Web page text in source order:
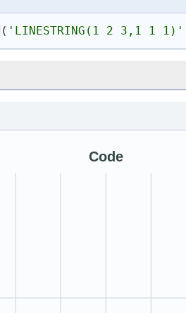
( ' LINESTRING(1 2 3,1 1 1) '